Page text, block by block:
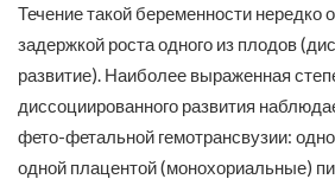
Течение такой беременности нередко
задержкой роста одного из плодов
развитие). Наиболее выраженная
диссоциированного развития
фето-фетальной гемотрансвузии:
одной плацентой (монохориальные)